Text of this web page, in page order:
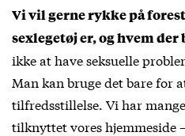
Vi vil gerne rykke på
sexlegetøj er, og hvem
ikke at have seksuelle
Man kan bruge det bare for
tilfredsstillelse. Vi har
tilknyttet vores hjemmeside